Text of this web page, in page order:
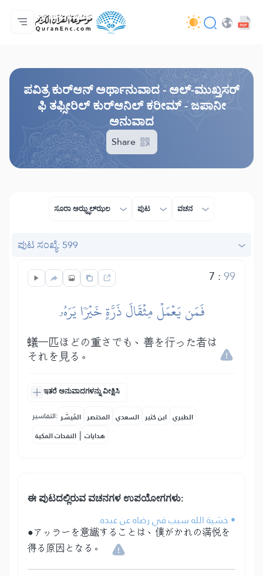
ಮುಖಪುಟ
ಅನುವಾದಗಳ ಸೂಚಿ
Audio
ಡೆವಲಪರ್ ಸೇವೆಗಳು - API
ಯೋಜನೆಯ ಬಗ್ಗೆ
ನಮ್ಮನ್ನು ಕರೆ ಮಾಡಿ
ಭಾಷೆ
ಪವಿತ್ರ ಕುರ್‌ಆನ್ ಅರ್ಥಾನುವಾದ - ಅಲ್-ಮುಖ್ತಸರ್
ಫಿ ತಫ್ಸೀರಿಲ್ ಕುರ್‌ಆನಿಲ್ ಕರೀಮ್ - ಜಪಾನೀ
ಅನುವಾದ
Share
ಸೂರಾ ಅಝ್ಝಲ್ ಝಲ ಪುಟ ವಚನ
ಪುಟ ಸಂಖ್ಯೆ: 599
7 :99
فَمَن يَعۡمَلۡ مِثۡقَالَ ذَرَّةٍ خَيۡرٗا يَرَهُۥ
蟻一匹ほどの重さでも、善を行った者は
それを見る。
ಇತರೆ ಅನುವಾದಗಳನ್ನು ವೀಕ್ಷಿಸಿ
التفاسير: المُيسَّر المختصر السعدي ابن كثير الطبري
النفحات المكية | هدايات
ಈ ಪುಟದಲ್ಲಿರುವ ವಚನಗಳ ಉಪಯೋಗಗಳು:
• خشية الله سبب في رضاه عن عبده.
●アッラーを意識することは、僕がかれの満悦を
得る原因となる。